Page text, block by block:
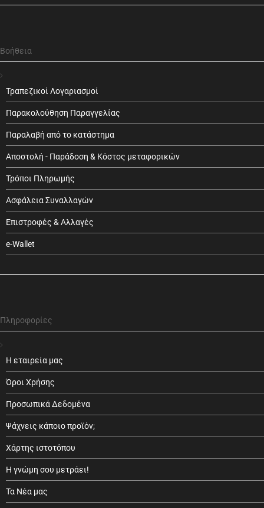
Βοήθεια
Τραπεζικοί Λογαριασμοί
Παρακολούθηση Παραγγελίας
Παραλαβή από το κατάστημα
Αποστολή - Παράδοση & Κόστος μεταφορικών
Τρόποι Πληρωμής
Ασφάλεια Συναλλαγών
Επιστροφές & Αλλαγές
e-Wallet
Πληροφορίες
Η εταιρεία μας
Όροι Χρήσης
Προσωπικά Δεδομένα
Ψάχνεις κάποιο προϊόν;
Χάρτης ιστοτόπου
Η γνώμη σου μετράει!
Τα Νέα μας